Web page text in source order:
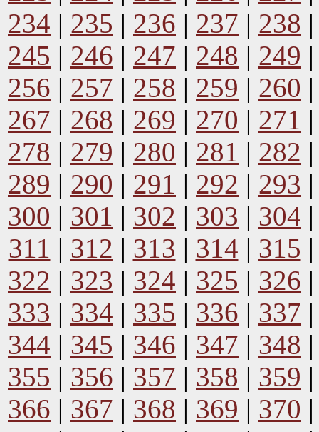
234 | 235 | 236 | 237 | 238
245 | 246 | 247 | 248 | 249
256 | 257 | 258 | 259 | 260
267 | 268 | 269 | 270 | 271
278 | 279 | 280 | 281 | 282
289 | 290 | 291 | 292 | 293
300 | 301 | 302 | 303 | 304
311 | 312 | 313 | 314 | 315
322 | 323 | 324 | 325 | 326
333 | 334 | 335 | 336 | 337
344 | 345 | 346 | 347 | 348
355 | 356 | 357 | 358 | 359
366 | 367 | 368 | 369 | 370